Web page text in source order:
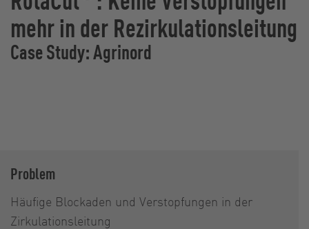
mehr in der Rezirkulationsleitung
Case Study: Agrinord
Problem
Häufige Blockaden und Verstopfungen in der
Zirkulationsleitung